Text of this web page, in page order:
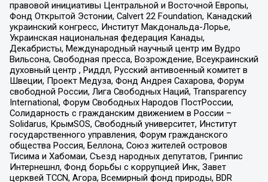
правовой инициативы Центральной и Восточной Европы,
Фонд Открытой Эстонии, Calvert 22 Foundation, Канадский
украинский конгресс, Институт Макдональда-Лорье,
Украинская национальная федерация Канады,
Декабристы, Международный научный центр им Вудро
Вильсона, Свободная пресса, Возрождение, Всеукраинский
духовный центр , Риддл, Русский антивоенный комитет в
Швеции, Проект Медуза, Фонд Андрея Сахарова, Форум
свободной России, Лига Свободных Наций, Transparеncy
International, Форум Свободных Народов ПостРоссии,
Солидарность с гражданским движением в России –
Solidarus, КрымSOS, Свободный университет, Институт
государственного управления, Форум гражданского
общества Россия, Беллона, Союз жителей островов
Тисима и Хабомаи, Съезд народных депутатов, Гринпис
Интернешнл, Фонд борьбы с коррупцией Инк, Завет
церквей TCCN, Агора, Всемирный фонд природы, BDR